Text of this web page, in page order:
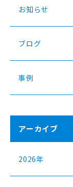
お知らせ
ブログ
事例
アーカイブ
2026年